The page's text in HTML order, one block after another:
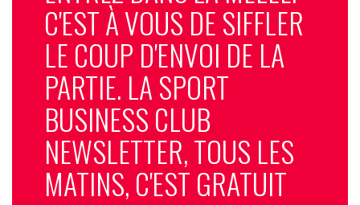
C'EST À VOUS DE SIFFLER
LE COUP D'ENVOI DE LA
PARTIE. LA SPORT
BUSINESS CLUB
NEWSLETTER, TOUS LES
MATINS, C'EST GRATUIT